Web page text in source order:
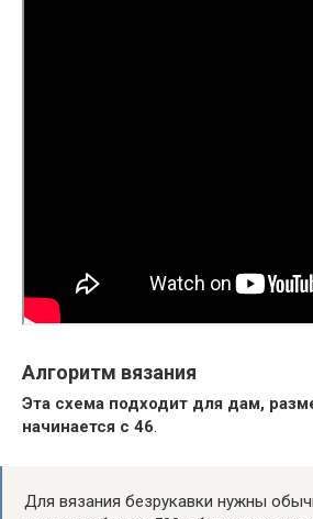
Алгоритм вязания
Эта схема подходит для дам,
начинается с 46.
Для вязания безрукавки нужны